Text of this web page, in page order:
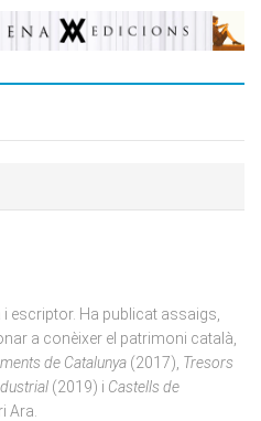
escriptor. Ha publicat assaigs,
a conèixer el patrimoni català,
de Catalunya (2017), Tresors
(2019) i Castells de
Ara.